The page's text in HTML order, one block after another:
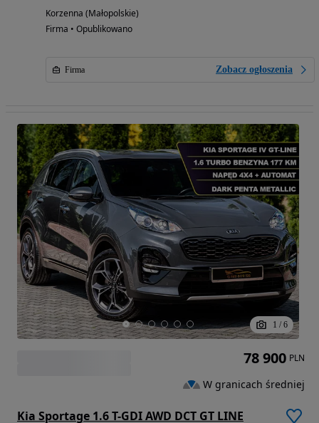
Korzenna (Małopolskie)
Firma • Opublikowano
Firma Zobacz ogłoszenia
1 / 6
Kia Sportage 1.6 T-GDI AWD DCT GT LINE
78 900 PLN
W granicach średniej